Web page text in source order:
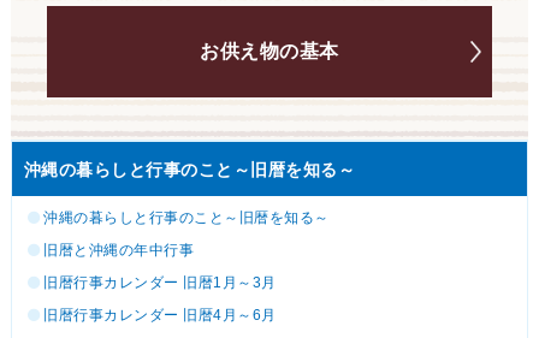
お供え物の基本
沖縄の暮らしと行事のこと～旧暦を知る～
沖縄の暮らしと行事のこと～旧暦を知る～
旧暦と沖縄の年中行事
旧暦行事カレンダー 旧暦1月～3月
旧暦行事カレンダー 旧暦4月～6月